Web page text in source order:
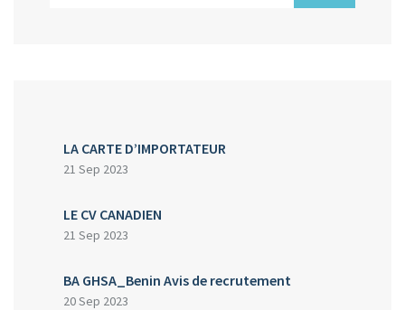
LA CARTE D’IMPORTATEUR
21 Sep 2023
LE CV CANADIEN
21 Sep 2023
BA GHSA_Benin Avis de recrutement
20 Sep 2023